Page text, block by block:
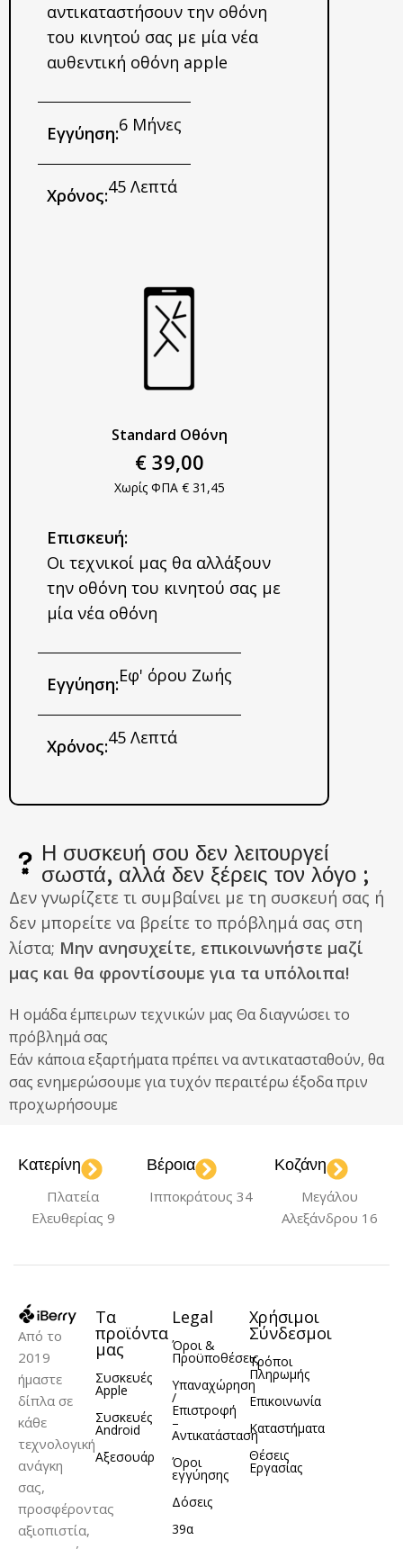
αντικαταστήσουν την οθόνη
του κινητού σας με μία νέα
αυθεντική οθόνη apple​
Εγγύηση:6 Μήνες
Χρόνος:45 Λεπτά
Standard Οθόνη​
€ 39,00
Χωρίς ΦΠΑ € 31,45
Επισκευή:
Οι τεχνικοί μας θα αλλάξουν
την οθόνη του κινητού σας με
μία νέα οθόνη
Εγγύηση:Εφ' όρου Ζωής
Χρόνος:45 Λεπτά
Η συσκευή σου δεν λειτουργεί
σωστά, αλλά δεν ξέρεις τον λόγο ;
Δεν γνωρίζετε τι συμβαίνει με τη συσκευή σας ή
δεν μπορείτε να βρείτε το πρόβλημά σας στη
λίστα; Μην ανησυχείτε, επικοινωνήστε μαζί
μας και θα φροντίσουμε για τα υπόλοιπα!
Η ομάδα έμπειρων τεχνικών μας Θα διαγνώσει το
πρόβλημά σας
Εάν κάποια εξαρτήματα πρέπει να αντικατασταθούν, θα
σας ενημερώσουμε για τυχόν περαιτέρω έξοδα πριν
προχωρήσουμε
Κατερίνη
Πλατεία
Ελευθερίας 9
Βέροια
Ιπποκράτους 34
Κοζάνη
Μεγάλου
Αλεξάνδρου 16
Από το
2019
ήμαστε
δίπλα σε
κάθε
τεχνολογική
ανάγκη
σας,
προσφέροντας
αξιοπιστία,
Τα
προϊόντα
μας
Συσκευές
Apple
Συσκευές
Android
Αξεσουάρ
Legal
Όροι &
Προϋποθέσεις
Υπαναχώρηση
/
Επιστροφή
–
Αντικατάσταση
Όροι
εγγύησης
Δόσεις
39α
Χρήσιμοι
Σύνδεσμοι
Τρόποι
Πληρωμής
Επικοινωνία
Καταστήματα
Θέσεις
Εργασίας